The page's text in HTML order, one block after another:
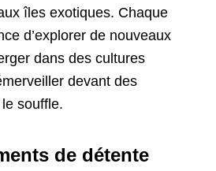
îles exotiques. Chaque
d’explorer de nouveaux
dans des cultures
devant des
souffle.
de détente